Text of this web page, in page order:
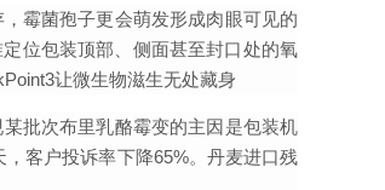
霉菌孢子更会萌发形成肉眼可见的
位包装顶部、侧面甚至封口处的氧
让微生物滋生无处藏身
批次布里乳酪霉变的主因是包装机
客户投诉率下降65%。丹麦进口残